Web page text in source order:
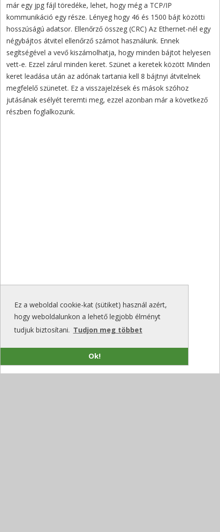
Ez a weboldal cookie-kat (sütiket) használ azért,
hogy weboldalunkon a lehető legjobb élményt
tudjuk biztosítani. Tudjon meg többet
Ok!
már egy jpg fájl töredéke, lehet, hogy még a TCP/IP
kommunikáció egy része. Lényeg hogy 46 és 1500 bájt közötti
hosszúságú adatsor. Ellenőrző összeg (CRC) Az Ethernet-nél egy
négybájtos átvitel ellenőrző számot használunk. Ennek
segítségével a vevő kiszámolhatja, hogy minden bájtot helyesen
vett-e. Ezzel zárul minden keret. Szünet a keretek között Minden
keret leadása után az adónak tartania kell 8 bájtnyi átvitelnek
megfelelő szünetet. Ez a visszajelzések és mások szóhoz
jutásának esélyét teremti meg, ezzel azonban már a következő
részben foglalkozunk.